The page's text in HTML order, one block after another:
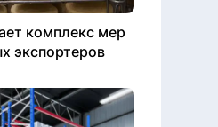
комплекс мер
экспортеров